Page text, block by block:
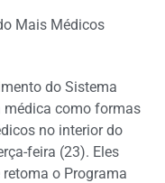
Mais Médicos
do Sistema
médica como formas
no interior do
feira (23). Eles
o Programa